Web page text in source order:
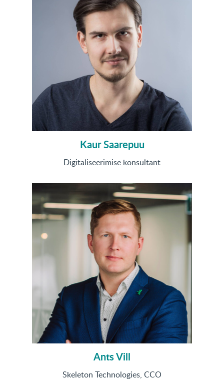
Kaur Saarepuu
Digitaliseerimise konsultant
Ants Vill
Skeleton Technologies, CCO